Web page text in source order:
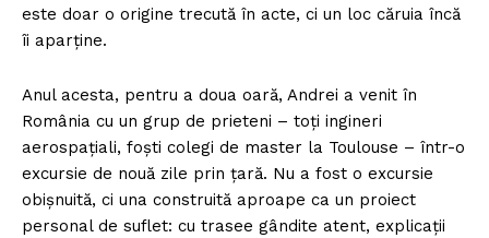
este doar o origine trecută în acte, ci un loc căruia încă
îi aparține.
Anul acesta, pentru a doua oară, Andrei a venit în
România cu un grup de prieteni – toți ingineri
aerospațiali, foști colegi de master la Toulouse – într-o
excursie de nouă zile prin țară. Nu a fost o excursie
obișnuită, ci una construită aproape ca un proiect
personal de suflet: cu trasee gândite atent, explicații